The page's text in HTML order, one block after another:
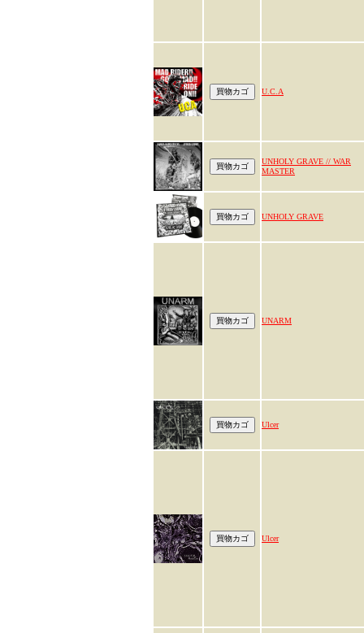
U.C.A
UNHOLY GRAVE // WAR
MASTER
UNHOLY GRAVE
UNARM
Ulcer
Ulcer